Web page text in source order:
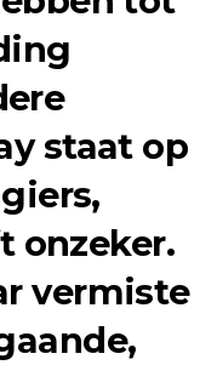
staat op
onzeker.
vermiste